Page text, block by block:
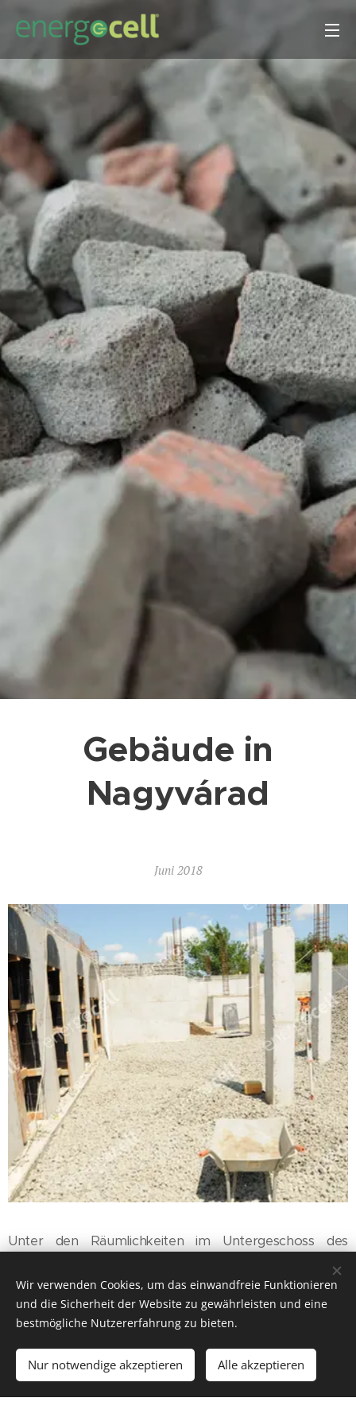
Gebäude in
Nagyvárad
Juni 2018
Unter den Räumlichkeiten im Untergeschoss des
eingebaut. Das Glasschaumgranulat wurde unter dem
Montagebeton in einer Schicht von 30 cm verdichtet.
Wir verwenden Cookies, um das einwandfreie Funktionieren
und die Sicherheit der Website zu gewährleisten und eine
bestmögliche Nutzererfahrung zu bieten.
Nur notwendige akzeptieren Alle akzeptieren